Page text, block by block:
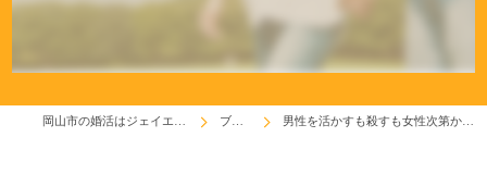
ブログ 男性を活かすも殺すも女性次第かも！(^^♪